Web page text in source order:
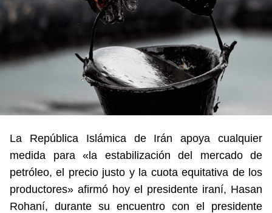
La República Islámica de Irán apoya cualquier
medida para «la estabilización del mercado de
petróleo, el precio justo y la cuota equitativa de los
productores» afirmó hoy el presidente iraní, Hasan
Rohaní, durante su encuentro con el presidente